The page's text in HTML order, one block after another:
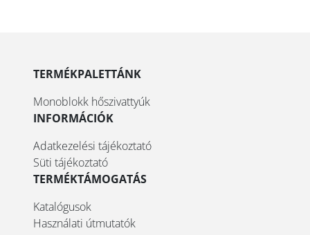
TERMÉKPALETTÁNK
Monoblokk hőszivattyúk
INFORMÁCIÓK
Adatkezelési tájékoztató
Süti tájékoztató
TERMÉKTÁMOGATÁS
Katalógusok
Használati útmutatók